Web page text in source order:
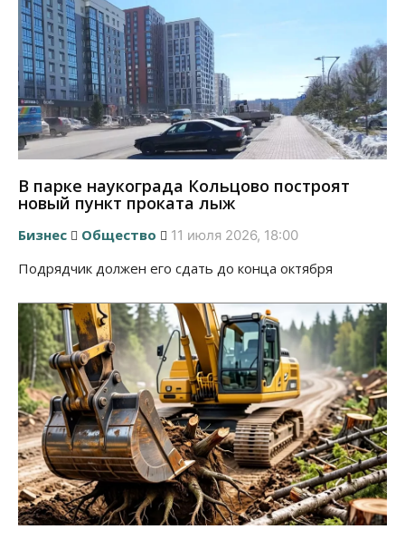
В парке наукограда Кольцово построят
новый пункт проката лыж
Бизнес Общество 11 июля 2026, 18:00
Подрядчик должен его сдать до конца октября